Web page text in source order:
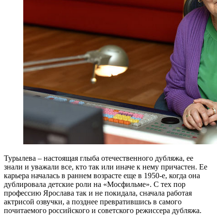
Турылева – настоящая глыба отечественного дубляжа, ее
знали и уважали все, кто так или иначе к нему причастен. Ее
карьера началась в раннем возрасте еще в 1950-е, когда она
дублировала детские роли на «Мосфильме». С тех пор
профессию Ярослава так и не покидала, сначала работая
актрисой озвучки, а позднее превратившись в самого
почитаемого российского и советского режиссера дубляжа.